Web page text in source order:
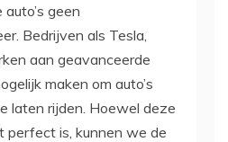
geen
Bedrijven als Tesla,
aan geavanceerde
maken om auto’s
laten rijden. Hoewel deze
perfect is, kunnen we de